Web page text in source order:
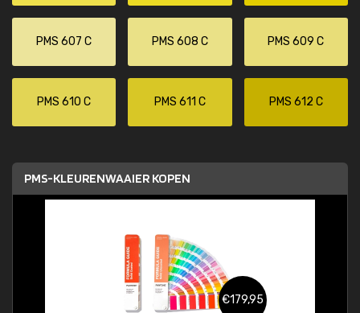
PMS 607 C PMS 608 C PMS 609 C
PMS 610 C PMS 611 C PMS 612 C
PMS-KLEURENWAAIER KOPEN
€179,95